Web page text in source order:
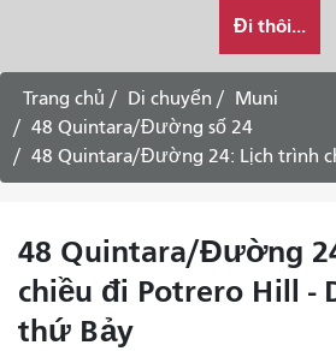
thúc
muốn
đi
du
như
thế
Đi thôi...
Trang chủ Di chuyển
Muni
48 Quintara/Đường số 24
48 Quintara/Đường 24: Lịch trình chiều đi
48 Quintara/Đường
chiều đi Potrero Hill -
thứ Bảy